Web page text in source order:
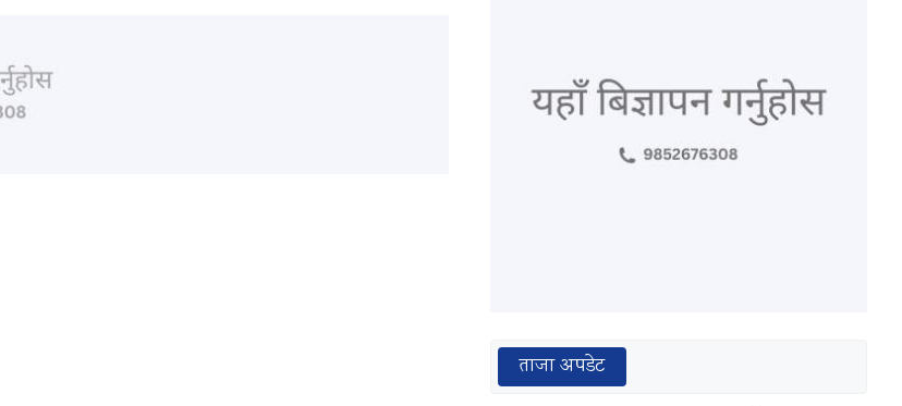
ताजा अपडेट